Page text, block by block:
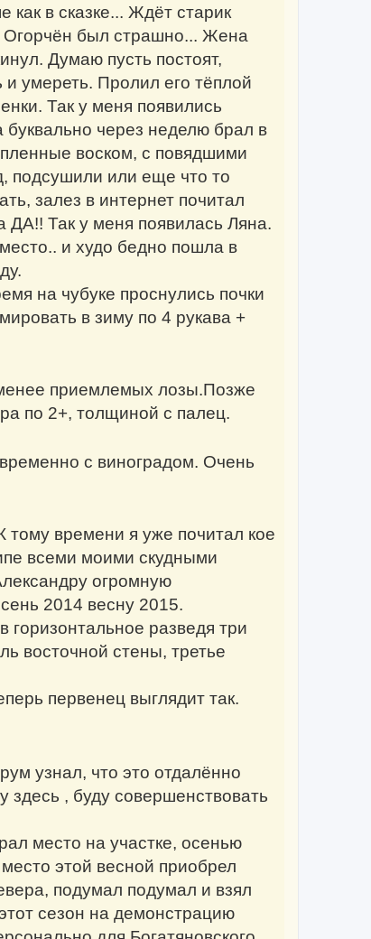
как в сказке... Ждёт старик
Огорчён был страшно... Жена
Думаю пусть постоят,
умереть. Пролил его тёплой
Так у меня появились
через неделю брал в
воском, с повядшими
подсушили или еще что то
залез в интернет почитал
ДА!! Так у меня появилась Ляна.
и худо бедно пошла в
на чубуке проснулись почки
в зиму по 4 рукава +
приемлемых лозы.Позже
по 2+, толщиной с палец.
с виноградом. Очень
тому времени я уже почитал кое
всеми моими скудными
огромную
2014 весну 2015.
горизонтальное разведя три
восточной стены, третье
первенец выглядит так.
узнал, что это отдалённо
, буду совершенствовать
место на участке, осенью
этой весной приобрел
подумал подумал и взял
сезон на демонстрацию